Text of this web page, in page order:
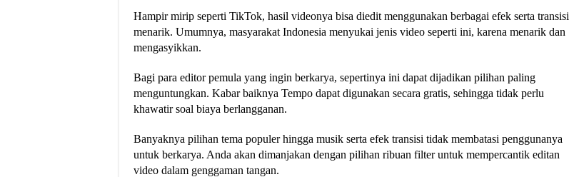
Hampir mirip seperti TikTok, hasil videonya bisa diedit menggunakan berbagai efek serta transisi
menarik. Umumnya, masyarakat Indonesia menyukai jenis video seperti ini, karena menarik dan
mengasyikkan.
Bagi para editor pemula yang ingin berkarya, sepertinya ini dapat dijadikan pilihan paling
menguntungkan. Kabar baiknya Tempo dapat digunakan secara gratis, sehingga tidak perlu
khawatir soal biaya berlangganan.
Banyaknya pilihan tema populer hingga musik serta efek transisi tidak membatasi penggunanya
untuk berkarya. Anda akan dimanjakan dengan pilihan ribuan filter untuk mempercantik editan
video dalam genggaman tangan.